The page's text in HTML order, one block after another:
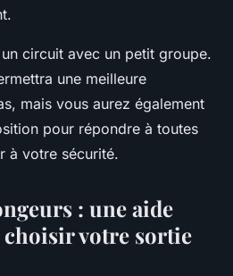
circuit avec un petit groupe.
une meilleure
mais vous aurez également
pour répondre à toutes
à votre sécurité.
: une aide
votre sortie